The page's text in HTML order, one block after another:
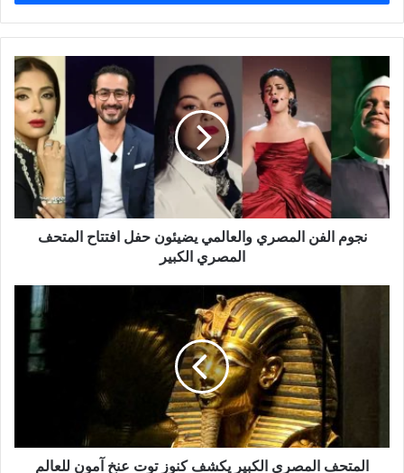
الفن
المصري
والعالمي
يضيئون
حفل
افتتاح
المتحف
المصري
الكبيرنجوم الفن المصري والعالمي يضيئون حفل افتتاح المتحف
المصري الكبير
للعالم
المتحف المصري الكبير يكشف كنوز توت عنخ آمون للعالم